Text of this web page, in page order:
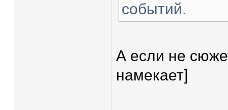
событий.
А если не
намекает]